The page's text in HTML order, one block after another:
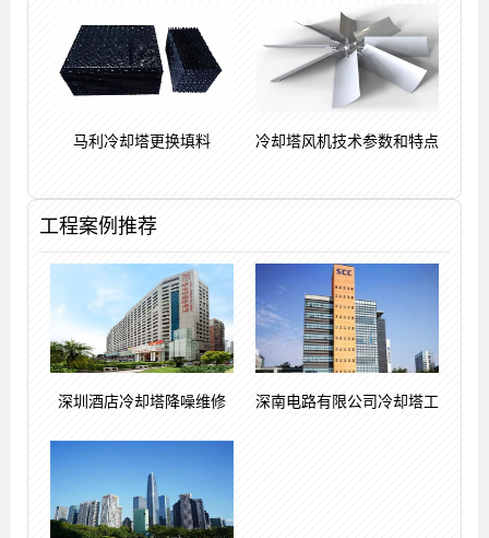
马利冷却塔更换填料 冷却塔风机技术参数和特点
工程案例推荐
深圳酒店冷却塔降噪维修 深南电路有限公司冷却塔工